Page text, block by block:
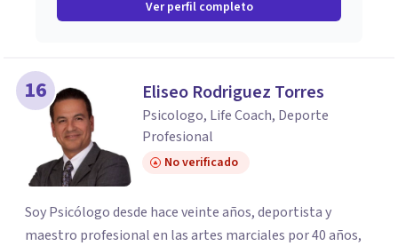
Ver perfil completo
16 Eliseo Rodriguez Torres
Psicologo, Life Coach, Deporte
Profesional
No verificado
Soy Psicólogo desde hace veinte años, deportista y
maestro profesional en las artes marciales por 40 años,